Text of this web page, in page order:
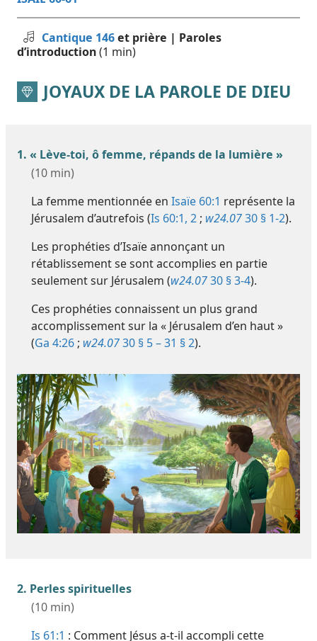
Cantique 146et prière | Paroles
d’introduction(1 min)
JOYAUX DE LA PAROLE DE DIEU
1. « Lève-toi, ô femme, répands de la lumière »
(10 min)
La femme mentionnée enIsaïe 60:1 représente la
Jérusalem d’autrefois (Is 60:1, 2 ; w24.0730 § 1-2).
Les prophéties d’Isaïe annonçant un
rétablissement se sont accomplies en partie
seulement sur Jérusalem (w24.0730 § 3-4).
Ces prophéties connaissent un plus grand
accomplissement sur la « Jérusalem d’en haut »
(Ga 4:26 ; w24.0730 § 5 – 31 § 2).
2. Perles spirituelles
(10 min)
Is 61:1 : Comment Jésus a-t-il accompli cette